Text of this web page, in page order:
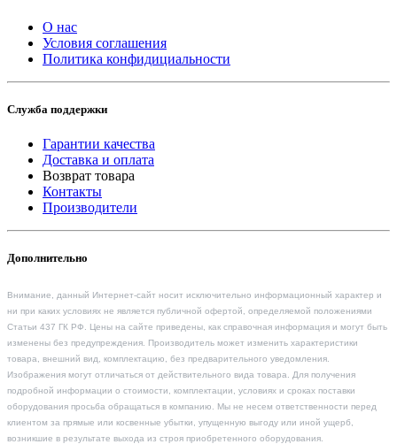
О нас
Условия соглашения
Политика конфидициальности
Служба поддержки
Гарантии качества
Доставка и оплата
Возврат товара
Контакты
Производители
Дополнительно
Внимание, данный Интернет-сайт носит исключительно информационный характер и
ни при каких условиях не является публичной офертой, определяемой положениями
Статьи 437 ГК РФ. Цены на сайте приведены, как справочная информация и могут быть
изменены без предупреждения. Производитель может изменить характеристики
товара, внешний вид, комплектацию, без предварительного уведомления.
Изображения могут отличаться от действительного вида товара. Для получения
подробной информации о стоимости, комплектации, условиях и сроках поставки
оборудования просьба обращаться в компанию. Мы не несем ответственности перед
клиентом за прямые или косвенные убытки, упущенную выгоду или иной ущерб,
возникшие в результате выхода из строя приобретенного оборудования.